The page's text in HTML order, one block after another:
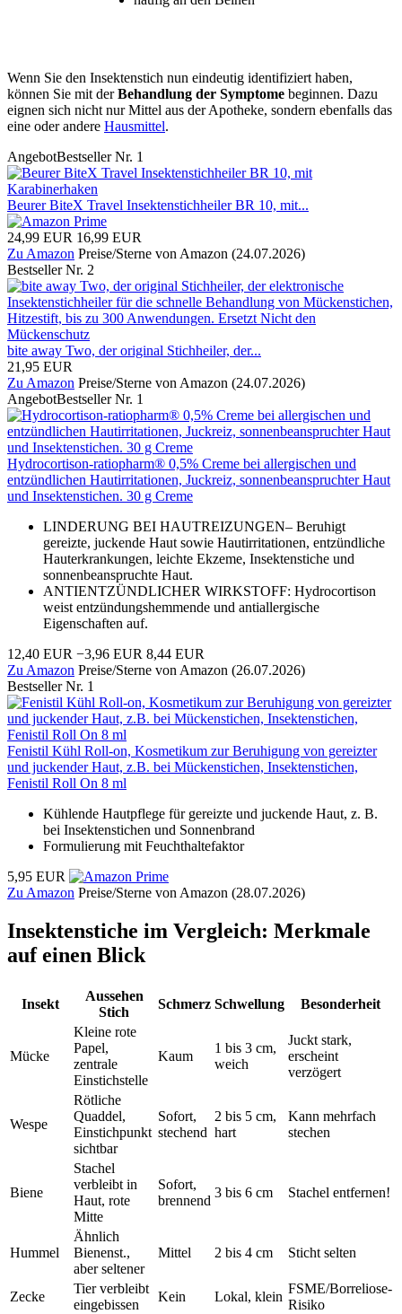
Wenn Sie den Insektenstich nun eindeutig identifiziert haben,
können Sie mit derBehandlung der Symptome beginnen. Dazu
eignen sich nicht nur Mittel aus der Apotheke, sondern ebenfalls das
eine oder andere Hausmittel.
AngebotBestseller Nr. 1
Beurer BiteX Travel Insektenstichheiler BR 10, mit...
24,99 EUR 16,99 EUR
Zu Amazon Preise/Sterne von Amazon (24.07.2026)
Bestseller Nr. 2
bite away Two, der original Stichheiler, der...
21,95 EUR
Zu Amazon Preise/Sterne von Amazon (24.07.2026)
AngebotBestseller Nr. 1
Hydrocortison-ratiopharm® 0,5% Creme bei allergischen und
entzündlichen Hautirritationen, Juckreiz, sonnenbeanspruchter Haut
und Insektenstichen. 30 g Creme
LINDERUNG BEI HAUTREIZUNGEN– Beruhigt
gereizte, juckende Haut sowie Hautirritationen, entzündliche
Hauterkrankungen, leichte Ekzeme, Insektenstiche und
sonnenbeanspruchte Haut.
ANTIENTZÜNDLICHER WIRKSTOFF: Hydrocortison
weist entzündungshemmende und antiallergische
Eigenschaften auf.
12,40 EUR −3,96 EUR 8,44 EUR
Zu Amazon Preise/Sterne von Amazon (26.07.2026)
Bestseller Nr. 1
Fenistil Kühl Roll-on, Kosmetikum zur Beruhigung von gereizter
und juckender Haut, z.B. bei Mückenstichen, Insektenstichen,
Fenistil Roll On 8 ml
Kühlende Hautpflege für gereizte und juckende Haut, z. B.
bei Insektenstichen und Sonnenbrand
Formulierung mit Feuchthaltefaktor
5,95 EUR
Zu Amazon Preise/Sterne von Amazon (28.07.2026)
Insektenstiche im Vergleich: Merkmale
auf einen Blick
Insekt
Aussehen
Stich
Schmerz Schwellung Besonderheit
Mücke
Kleine rote
Papel,
zentrale
Einstichstelle
Kaum
1 bis 3 cm,
weich
Juckt stark,
erscheint
verzögert
Wespe
Rötliche
Quaddel,
Einstichpunkt
sichtbar
Sofort,
stechend
2 bis 5 cm,
hart
Kann mehrfach
stechen
Biene
Stachel
verbleibt in
Haut, rote
Mitte
Sofort,
brennend
3 bis 6 cm Stachel entfernen!
Hummel
Ähnlich
Bienenst.,
aber seltener
Mittel 2 bis 4 cm Sticht selten
Zecke
Tier verbleibt
eingebissen
Kein Lokal, klein
FSME/Borreliose-
Risiko